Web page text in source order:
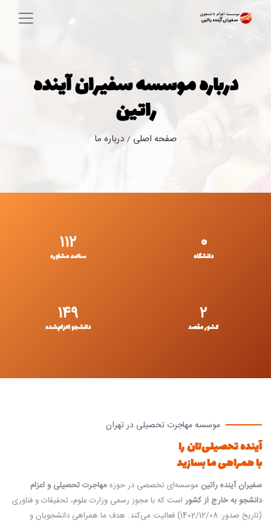
درباره موسسه سفیران آینده
راتین
صفحه اصلی / درباره ما
۰
دانشگاه
۱۱۲
ساعت مشاوره
۲
کشور مقصد
۱۴۹
دانشجو اعزام‌شده
موسسه مهاجرت تحصیلی در تهران
آینده تحصیلی‌تان را
با همراهی ما بسازید
سفیران آینده راتین موسسه‌ای تخصصی در حوزهمهاجرت تحصیلی و اعزام
دانشجو به خارج از کشور است که با مجوز رسمی وزارت علوم، تحقیقات و فناوری
(تاریخ صدور: 1402/12/08) فعالیت می‌کند. هدف ما همراهی دانشجویان و